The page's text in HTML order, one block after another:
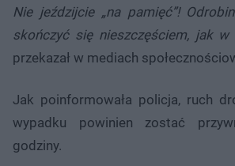
Nie jeździjcie „na pamięć”!
skończyć się nieszczęściem, jak
przekazał w mediach
Jak poinformowała policja, ruch
wypadku powinien zostać
godziny.